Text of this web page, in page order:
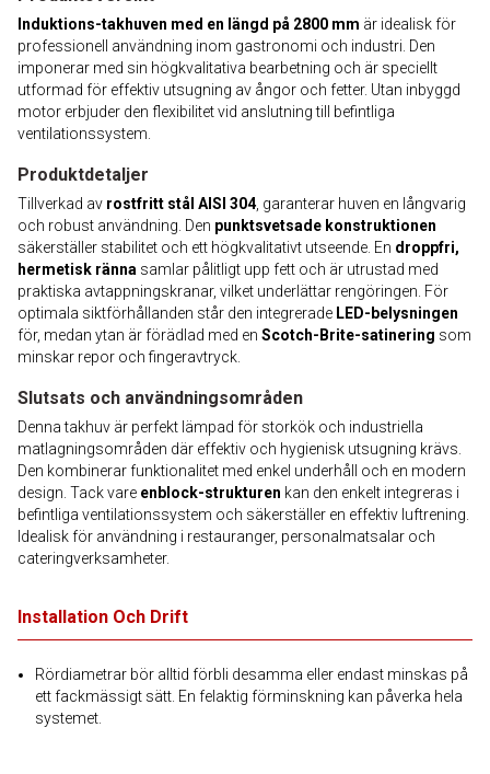
Induktions-takhuven med en längd på 2800 mm är idealisk för
professionell användning inom gastronomi och industri. Den
imponerar med sin högkvalitativa bearbetning och är speciellt
utformad för effektiv utsugning av ångor och fetter. Utan inbyggd
motor erbjuder den flexibilitet vid anslutning till befintliga
ventilationssystem.
Produktdetaljer
Tillverkad av rostfritt stål AISI 304, garanterar huven en långvarig
och robust användning. Den punktsvetsade konstruktionen
säkerställer stabilitet och ett högkvalitativt utseende. En droppfri,
hermetisk ränna samlar pålitligt upp fett och är utrustad med
praktiska avtappningskranar, vilket underlättar rengöringen. För
optimala siktförhållanden står den integrerade LED-belysningen
för, medan ytan är förädlad med en Scotch-Brite-satinering som
minskar repor och fingeravtryck.
Slutsats och användningsområden
Denna takhuv är perfekt lämpad för storkök och industriella
matlagningsområden där effektiv och hygienisk utsugning krävs.
Den kombinerar funktionalitet med enkel underhåll och en modern
design. Tack vare enblock-strukturen kan den enkelt integreras i
befintliga ventilationssystem och säkerställer en effektiv luftrening.
Idealisk för användning i restauranger, personalmatsalar och
cateringverksamheter.
Installation Och Drift
Rördiametrar bör alltid förbli desamma eller endast minskas på
ett fackmässigt sätt. En felaktig förminskning kan påverka hela
systemet.